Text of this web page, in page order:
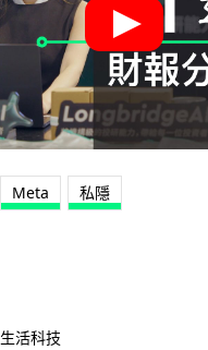
Meta 私隱
生活科技